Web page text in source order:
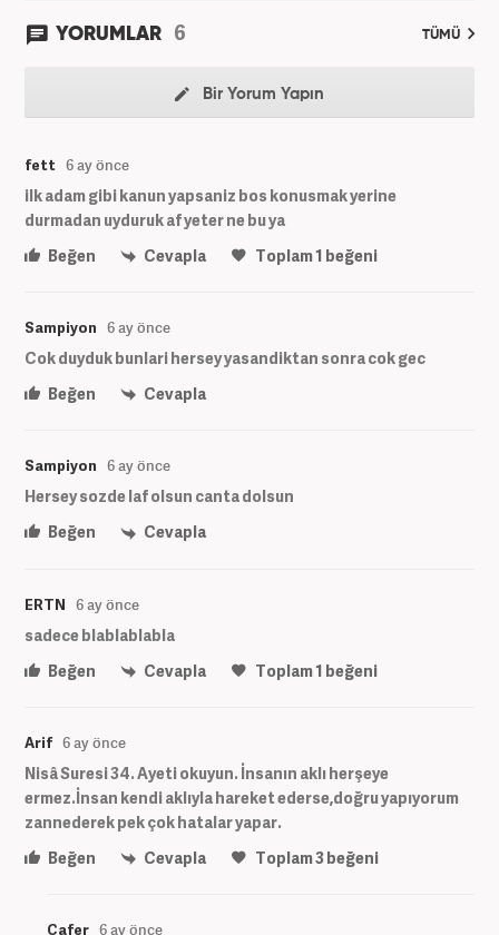
YORUMLAR 6 TÜMÜ
Bir Yorum Yapın
fett 6 ay önce
ilk adam gibi kanun yapsaniz bos konusmak yerine
durmadan uyduruk af yeter ne bu ya
Beğen
Cevapla Toplam1 beğeni
Sampiyon 6 ay önce
Cok duyduk bunlari hersey yasandiktan sonra cok gec
Beğen
Cevapla
Sampiyon 6 ay önce
Hersey sozde laf olsun canta dolsun
Beğen
Cevapla
ERTN 6 ay önce
sadece blablablabla
Beğen
Cevapla Toplam1 beğeni
Arif 6 ay önce
Nisâ Suresi 34. Ayeti okuyun. İnsanın aklı herşeye
ermez.İnsan kendi aklıyla hareket ederse,doğru yapıyorum
zannederek pek çok hatalar yapar.
Beğen
Cevapla Toplam3beğeni
Cafer 6 ay önce